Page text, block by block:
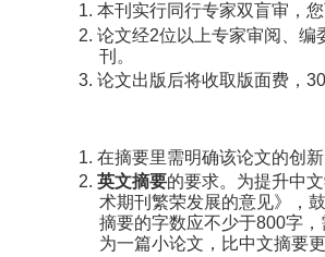
1.本刊实行同行专家双盲审，
2.论文经2位以上专家审阅、编
刊。
3.论文出版后将收取版面费，
1.在摘要里需明确该论文的创
2.英文摘要的要求。为提升中
术期刊繁荣发展的意见》，
摘要的字数应不少于800字，
为一篇小论文，比中文摘要